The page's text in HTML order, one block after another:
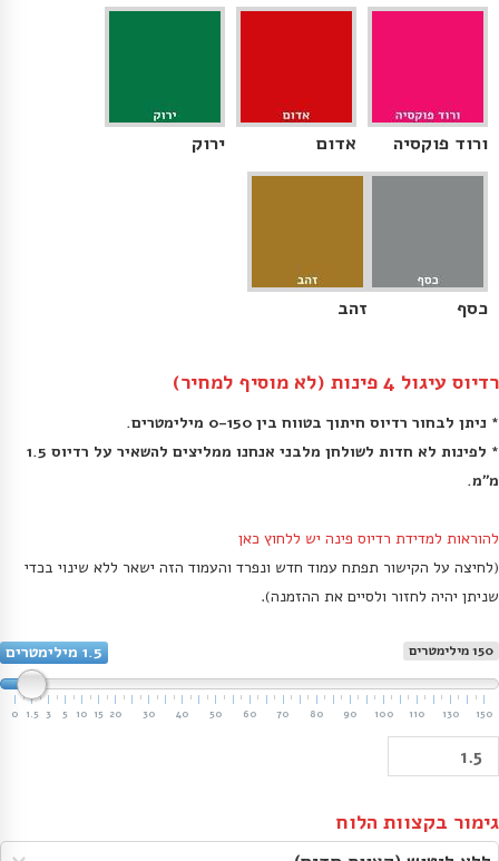
ורוד פוקסיה אדום ירוק
כסף זהב
רדיוס עיגול 4 פינות (לא מוסיף למחיר)
* ניתן לבחור רדיוס חיתוך בטווח בין 0-150 מילימטרים.
* לפינות לא חדות לשולחן מלבני אנחנו ממליצים להשאיר על רדיוס 1.5
מ״מ.
להוראות למדידת רדיוס פינה יש ללחוץ כאן
(לחיצה על הקישור תפתח עמוד חדש ונפרד והעמוד הזה ישאר ללא שינוי בכדי
שניתן יהיה לחזור ולסיים את ההזמנה).
150 מילימטרים 1.5 מילימטרים
0 1.5 3 5 10 15 20 30 40 50 60 70 80 90 100 110 130 150
גימור בקצוות הלוח